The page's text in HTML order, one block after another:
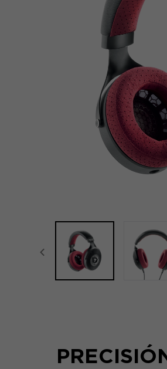
focal-naim-